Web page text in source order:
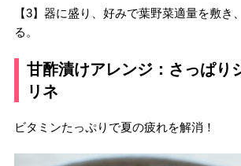
【3】器に盛り、好みで葉野菜適量を敷き
る。
甘酢漬けアレンジ：さっぱり
リネ
ビタミンたっぷりで夏の疲れを解消！